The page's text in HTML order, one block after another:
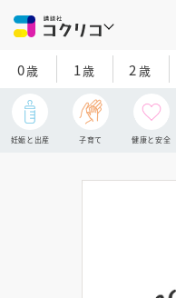
0歳 1歳 2 歳
妊娠と出産 子育て 健康と安全